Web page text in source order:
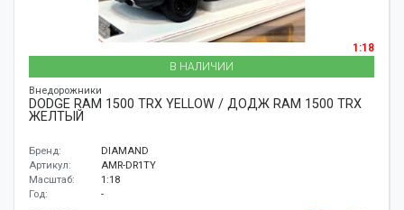
1:18
В НАЛИЧИИ
Внедорожники
DODGE RAM 1500 TRX YELLOW / ДОДЖ RAM 1500 TRX
ЖЕЛТЫЙ
Бренд:
DIAMAND
Артикул:
AMR-DR1TY
Масштаб:
1:18
Год:
-